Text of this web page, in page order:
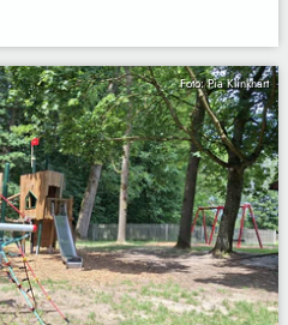
Foto: Pia Klinkhart